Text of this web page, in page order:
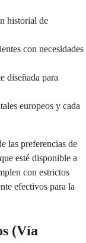
historial de
con necesidades
diseñada para
europeos y cada
las preferencias de
esté disponible a
con estrictos
efectivos para la
(Vía